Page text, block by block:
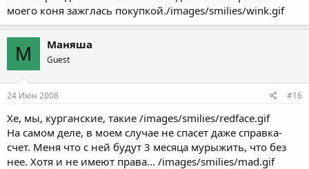
моего коня зажглась покупкой./images/smilies/wink.gif
М Маняша
Guest
24 Июн 2008 #16
Хе, мы, курганские, такие /images/smilies/redface.gif
На самом деле, в моем случае не спасет даже справка-
счет. Меня что с ней будут 3 месяца мурыжить, что без
нее. Хотя и не имеют права... /images/smilies/mad.gif